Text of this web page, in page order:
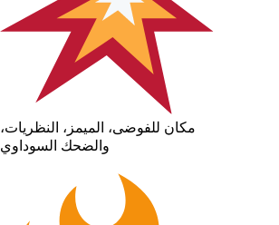
مكان للفوضى، الميمز، النظريات،
والضحك السوداوي